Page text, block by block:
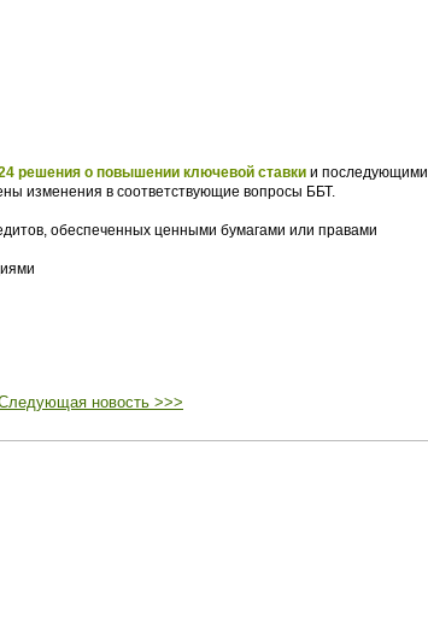
решения о повышении ключевой ставки и последующими
изменения в соответствующие вопросы ББТ.
обеспеченных ценными бумагами или правами
новость >>>